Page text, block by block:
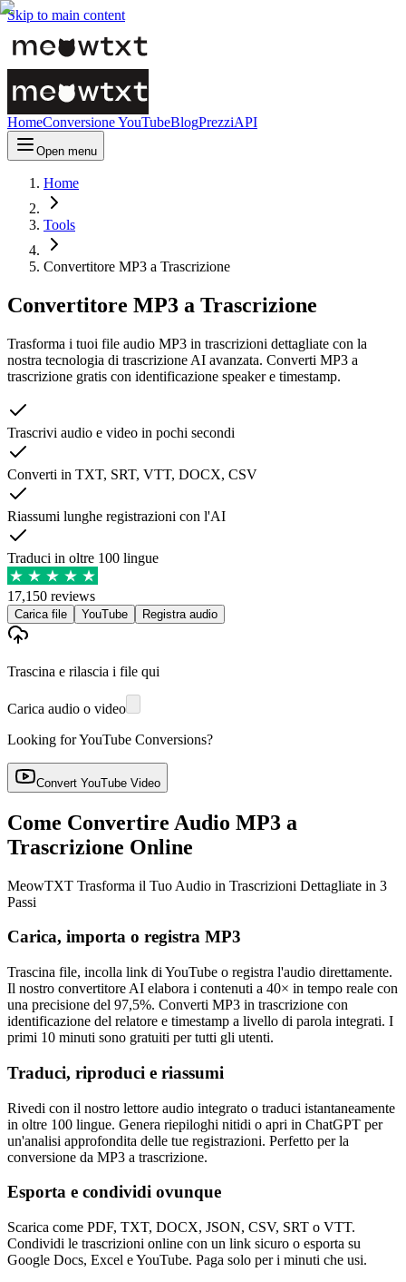
Skip to main content
HomeConversione YouTubeBlogPrezziAPI
Open menu
Home
Tools
Convertitore MP3 a Trascrizione
Convertitore MP3 a Trascrizione
Trasforma i tuoi file audio MP3 in trascrizioni dettagliate con la
nostra tecnologia di trascrizione AI avanzata. Converti MP3 a
trascrizione gratis con identificazione speaker e timestamp.
Trascrivi audio e video in pochi secondi
Converti in TXT, SRT, VTT, DOCX, CSV
Riassumi lunghe registrazioni con l'AI
Traduci in oltre 100 lingue
17,150 reviews
Carica file YouTube Registra audio
Trascina e rilascia i file qui
Carica audio o video
Looking for YouTube Conversions?
Convert YouTube Video
Come Convertire Audio MP3 a
Trascrizione Online
MeowTXT Trasforma il Tuo Audio in Trascrizioni Dettagliate in 3
Passi
Carica, importa o registra MP3
Trascina file, incolla link di YouTube o registra l'audio direttamente.
Il nostro convertitore AI elabora i contenuti a 40× in tempo reale con
una precisione del 97,5%. Converti MP3 in trascrizione con
identificazione del relatore e timestamp a livello di parola integrati. I
primi 10 minuti sono gratuiti per tutti gli utenti.
Traduci, riproduci e riassumi
Rivedi con il nostro lettore audio integrato o traduci istantaneamente
in oltre 100 lingue. Genera riepiloghi nitidi o apri in ChatGPT per
un'analisi approfondita delle tue registrazioni. Perfetto per la
conversione da MP3 a trascrizione.
Esporta e condividi ovunque
Scarica come PDF, TXT, DOCX, JSON, CSV, SRT o VTT.
Condividi le trascrizioni online con un link sicuro o esporta su
Google Docs, Excel e YouTube. Paga solo per i minuti che usi.